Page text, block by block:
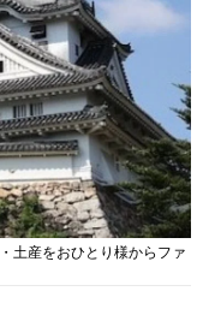
土産をおひとり様からファ